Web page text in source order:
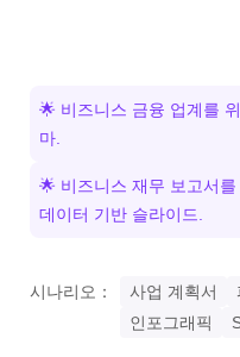
🌟 비즈니스 금융 업계를
마.
🌟 비즈니스 재무 보고서
데이터 기반 슬라이드.
시나리오： 사업 계획서
인포그래픽